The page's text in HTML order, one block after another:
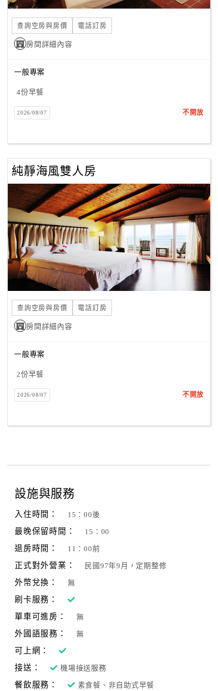
合
作
提
案
店
作
商
合
作
伴
計
劃
品
宣
傳
查詢空房與房價 電話訂房
房間詳細內容
一般專案
4份早餐
2026/08/07 不開放
純靜海風雙人房
查詢空房與房價 電話訂房
房間詳細內容
一般專案
2份早餐
2026/08/07 不開放
設施與服務
入住時間： 15：00後
最晚保留時間： 15：00
退房時間： 11：00前
正式對外營業： 民國97年9月，定期整修
外幣兌換： 無
刷卡服務：
單車可進房：
無
外國語服務： 無
可上網：
接送：
機場接送服務
餐飲服務： 素食餐、非自助式早餐